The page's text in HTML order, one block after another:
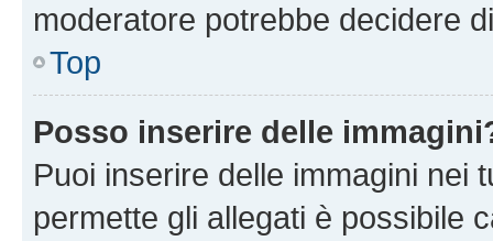
moderatore potrebbe decidere
Top
Posso inserire delle
Puoi inserire delle immagini nei
permette gli allegati è possibile